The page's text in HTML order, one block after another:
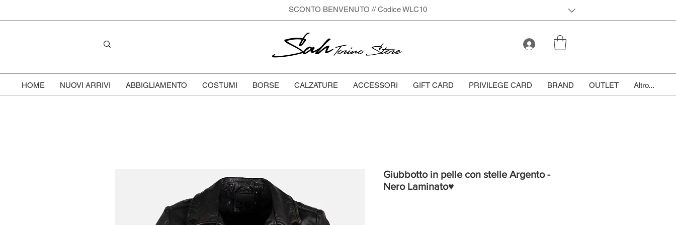
SCONTO BENVENUTO // Codice WLC10
SahTorino Store
HOME NUOVI ARRIVI ABBIGLIAMENTO COSTUMI BORSE CALZATURE ACCESSORI GIFT CARD PRIVILEGE CARD BRAND OUTLET Altro...
Giubbotto in pelle con stelle Argento -
Nero Laminato♥